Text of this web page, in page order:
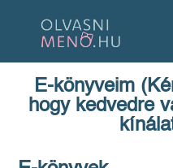
E-könyveim
hogy kedvedre